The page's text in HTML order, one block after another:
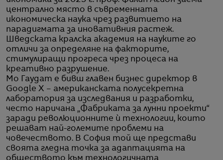
централно място в съвременната
икономическа наука чрез развитието на
парадигмата за иновативния растеж.
Шведската кралска академия на науките го
отличи за определяне на факторите,
стимулиращи прогреса чрез процеса на
креативно разрушение.
Мо Гаудат е бивш главен бизнес директор в
Google X – американската полусекретна
лаборатория за изследвания и разработки,
често наричана „Фабриката за лунни проекти“
заради революционните ѝ технологии, които
решават най-големите проблеми на
човечеството. В София той ще представи
своята гледна точка за адаптацията на